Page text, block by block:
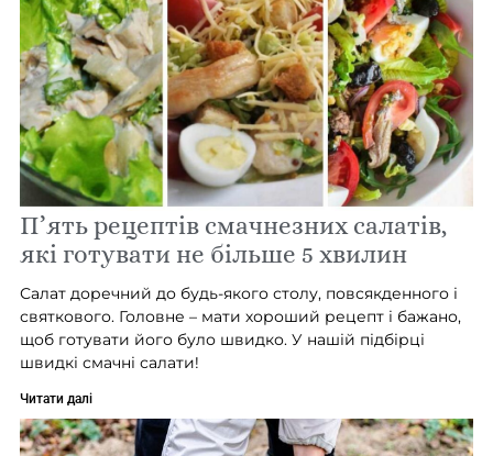
П’ять рецептів смачнезних салатів,
які готувати не більше 5 хвилин
Салат доречний до будь-якого столу, повсякденного і
святкового. Головне – мати хороший рецепт і бажано,
щоб готувати його було швидко. У нашій підбірці
швидкі смачні салати!
Читати далі